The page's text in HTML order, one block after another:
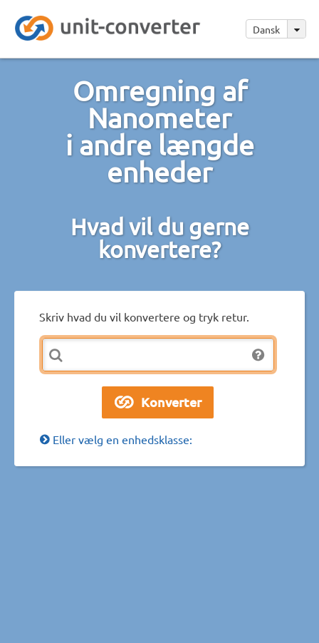
Dansk
Omregning af
Nanometer
i andre længde
enheder
Hvad vil du gerne
konvertere?
Skriv hvad du vil konvertere og tryk retur.
Eller vælg en enhedsklasse: